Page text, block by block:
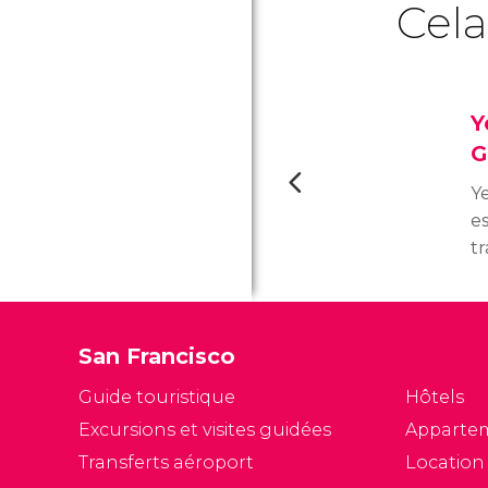
San Francisco
Guide touristique
Excursions et visites guidées
Transferts aéroport
Hôtels